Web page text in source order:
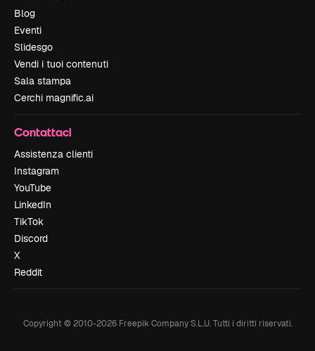
Blog
Eventi
Slidesgo
Vendi i tuoi contenuti
Sala stampa
Cerchi magnific.ai
Contattaci
Assistenza clienti
Instagram
YouTube
LinkedIn
TikTok
Discord
X
Reddit
Copyright © 2010-2026Freepik Company S.L.U. Tutti i diritti riservati.